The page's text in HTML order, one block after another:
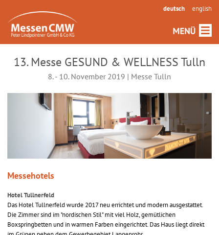
deutsch english
13. Messe GESUND & WELLNESS Tulln
8. - 10. November 2019 | Messe Tulln
Messehotels
Hotel Tullnerfeld
Das Hotel Tullnerfeld wurde 2017 neu errichtet und modern ausgestattet.
Die Zimmer sind im "nordischen Stil" mit viel Holz, gemütlichen
Boxspringbetten und in warmen Farben eingerichtet. Das Haus liegt direkt